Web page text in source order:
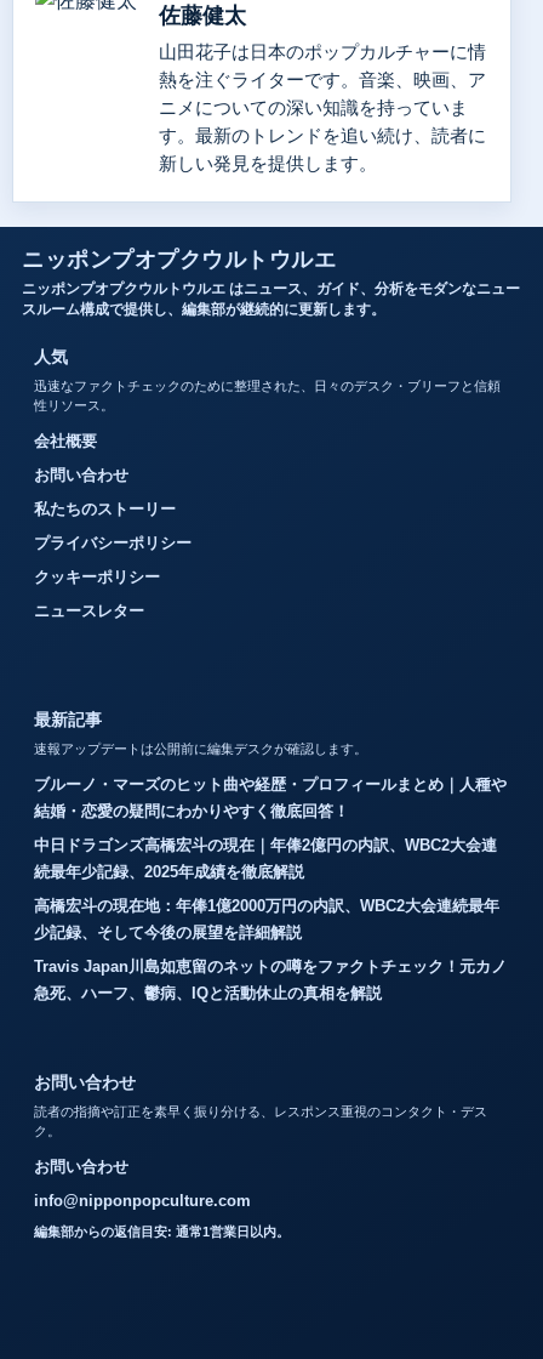
佐藤健太
山田花子は日本のポップカルチャーに情
熱を注ぐライターです。音楽、映画、ア
ニメについての深い知識を持っていま
す。最新のトレンドを追い続け、読者に
新しい発見を提供します。
ニッポンプオプクウルトウルエ
ニッポンプオプクウルトウルエ はニュース、ガイド、分析をモダンなニュー
スルーム構成で提供し、編集部が継続的に更新します。
人気
迅速なファクトチェックのために整理された、日々のデスク・ブリーフと信頼
性リソース。
会社概要
お問い合わせ
私たちのストーリー
プライバシーポリシー
クッキーポリシー
ニュースレター
最新記事
速報アップデートは公開前に編集デスクが確認します。
ブルーノ・マーズのヒット曲や経歴・プロフィールまとめ｜人種や
結婚・恋愛の疑問にわかりやすく徹底回答！
中日ドラゴンズ高橋宏斗の現在｜年俸2億円の内訳、WBC2大会連
続最年少記録、2025年成績を徹底解説
高橋宏斗の現在地：年俸1億2000万円の内訳、WBC2大会連続最年
少記録、そして今後の展望を詳細解説
Travis Japan川島如恵留のネットの噂をファクトチェック！元カノ
急死、ハーフ、鬱病、IQと活動休止の真相を解説
お問い合わせ
読者の指摘や訂正を素早く振り分ける、レスポンス重視のコンタクト・デス
ク。
お問い合わせ
info@nipponpopculture.com
編集部からの返信目安: 通常1営業日以内。